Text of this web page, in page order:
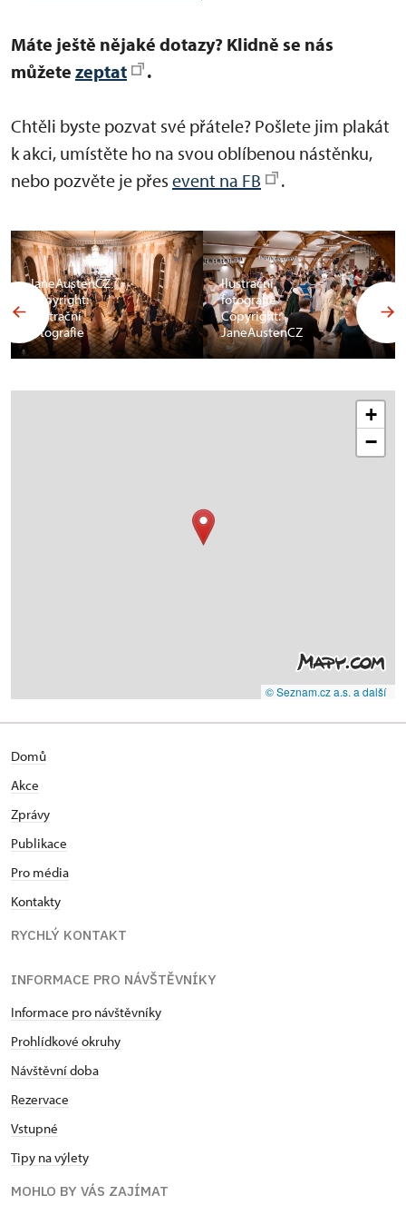
Máte ještě nějaké dotazy? Klidně se nás
můžete zeptat .
Chtěli byste pozvat své přátele? Pošlete jim plakát
k akci, umístěte ho na svou oblíbenou nástěnku,
nebo pozvěte je přes event na FB .
JaneAustenCZ
Copyright:
Ilustrační
fotografie
Ilustrační
fotografie
Copyright:
JaneAustenCZ
+
−
© Seznam.cz a.s. a další
Domů
Akce
Zprávy
Publikace
Pro média
Kontakty
RYCHLÝ KONTAKT
INFORMACE PRO NÁVŠTĚVNÍKY
Informace pro návštěvníky
Prohlídkové okruhy
Návštěvní doba
Rezervace
Vstupné
Tipy na výlety
MOHLO BY VÁS ZAJÍMAT